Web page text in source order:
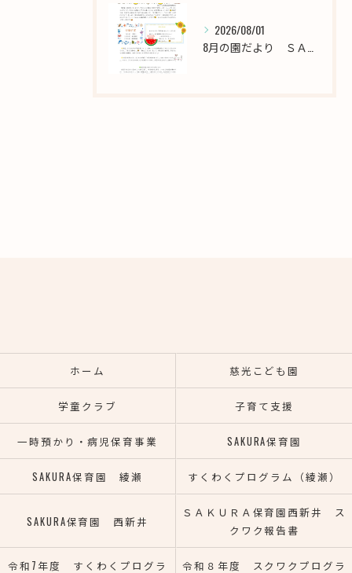
2026/08/01
8月の園だより ＳＡＫＵＲＡ保育園西新井
ホーム 慈光こども園
学童クラブ 子育て支援
一時預かり・病児保育事業 SAKURA保育園
SAKURA保育園 綾瀬 すくわくプログラム（綾瀬）
SAKURA保育園 西新井
ＳＡＫＵＲＡ保育園西新井 ス
クワク報告書
令和7年度 すくわくプログラ
令和８年度 スクワクプログラ